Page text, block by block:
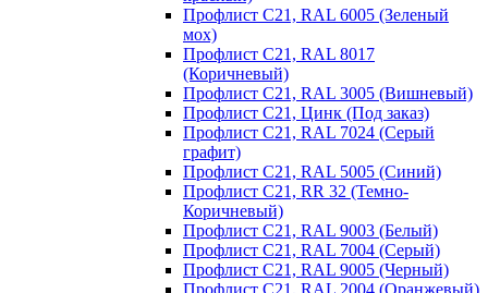
Профлист С21, RAL 6005 (Зеленый
мох)
Профлист С21, RAL 8017
(Коричневый)
Профлист С21, RAL 3005 (Вишневый)
Профлист С21, Цинк (Под заказ)
Профлист С21, RAL 7024 (Серый
графит)
Профлист С21, RAL 5005 (Синий)
Профлист С21, RR 32 (Темно-
Коричневый)
Профлист С21, RAL 9003 (Белый)
Профлист С21, RAL 7004 (Серый)
Профлист С21, RAL 9005 (Черный)
Профлист С21, RAL 2004 (Оранжевый)